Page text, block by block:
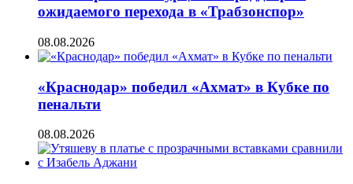
ожидаемого перехода в «Трабзонспор»
08.08.2026
«Краснодар» победил «Ахмат» в Кубке по
пенальти
08.08.2026